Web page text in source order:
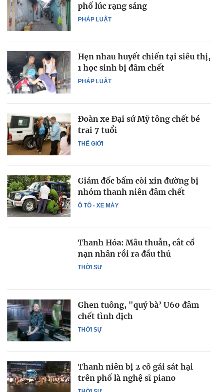
PHÁP LUẬT
phố lúc rạng sáng
PHÁP LUẬT
Hẹn nhau huyết chiến tại siêu thị,
1 học sinh bị đâm chết
THẾ GIỚI
Đoàn xe Đại sứ Mỹ tông chết bé
trai 7 tuổi
Ô TÔ - XE MÁY
Giám đốc bấm còi xin đường bị
nhóm thanh niên đâm chết
THỜI SỰ
Thanh Hóa: Mâu thuẫn, cắt cổ
nạn nhân rồi ra đầu thú
THỜI SỰ
Ghen tuông, "quý bà’ U60 đâm
chết tình địch
Thanh niên bị 2 cô gái sát hại
trên phố là nghệ sĩ piano